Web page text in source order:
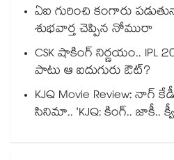
ఏఐ గురించి కంగారు
శుభవార్త చెప్పిన నోమురా
CSK షాకింగ్ నిర్ణయం.. IPL
పాటు ఆ ఐదుగురు ఔట్?
KJQ Movie Review: నాగ్
సినిమా.. ‘KJQ: కింగ్.. జాకీ..